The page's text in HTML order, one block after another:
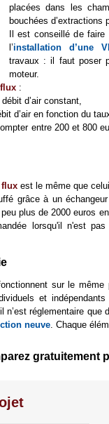
placées dans les
bouchées d’extractions
Il est conseillé de faire
l’installation d’une
travaux : il faut poser
moteur.
:
d’air constant,
d’air en fonction du taux
entre 200 et 800
fluxest le même que
grâce à un
plus de 2000 euros en
lorsqu'il n'est
sur le même
et
réglementaire que
neuve. Chaque
gratuitement